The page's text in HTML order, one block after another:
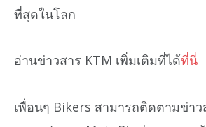
ที่สุดในโลก
อ่านข่าวสาร KTM เพิ่มเติมที่ได้ที่นี่
เพื่อนๆ Bikers สามารถติดตามข่าว